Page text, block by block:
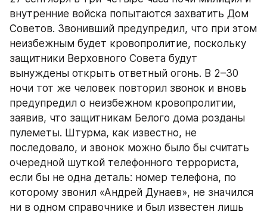
внутренние войска попытаются захватить Дом
Советов. Звонивший предупредил, что при этом
неизбежным будет кровопролитие, поскольку
защитники Верховного Совета будут
вынуждены открыть ответный огонь. В 2–30
ночи тот же человек повторил звонок и вновь
предупредил о неизбежном кровопролитии,
заявив, что защитникам Белого дома розданы
пулеметы. Штурма, как известно, не
последовало, и звонок можно было бы считать
очередной шуткой телефонного террориста,
если бы не одна деталь: номер телефона, по
которому звонил «Андрей Дунаев», не значился
ни в одном справочнике и был известен лишь